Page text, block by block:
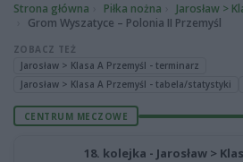
Strona główna Piłka nożna
Jarosław >
Grom Wyszatyce – Polonia II Przemyśl
ZOBACZ TEŻ
Jarosław > Klasa A Przemyśl - terminarz
Jarosław > Klasa A Przemyśl - tabela/statystyki
CENTRUM MECZOWE
18. kolejka - Jarosław >